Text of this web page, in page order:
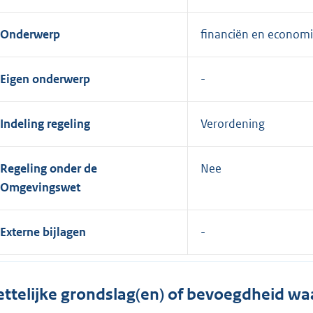
Onderwerp financiën en
Eigen onderwerp
Indeling regeling Verordening
Regeling onder de
Omgevingswet
Nee
Externe bijlagen
grondslag(en) of bevoegdheid